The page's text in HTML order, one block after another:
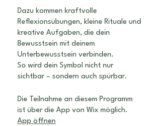
Dazu kommen kraftvolle
Reflexionsübungen, kleine Rituale und
kreative Aufgaben, die dein
Bewusstsein mit deinem
Unterbewusstsein verbinden.
So wird dein Symbol nicht nur
Die Teilnahme an diesem Programm
ist über die App von Wix möglich.
App öffnen